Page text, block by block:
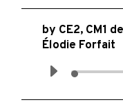
by CE2, CM1
Élodie Forfait